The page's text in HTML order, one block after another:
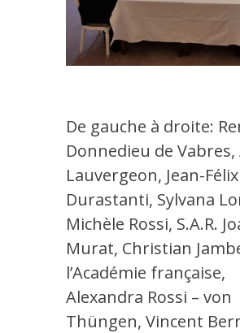
De gauche à droite:
Donnedieu de Vabres,
Lauvergeon, Jean-Félix
Durastanti, Sylvana
Michèle Rossi, S.A.R.
Murat, Christian
l’Académie française,
Alexandra Rossi – von
Thüngen, Vincent